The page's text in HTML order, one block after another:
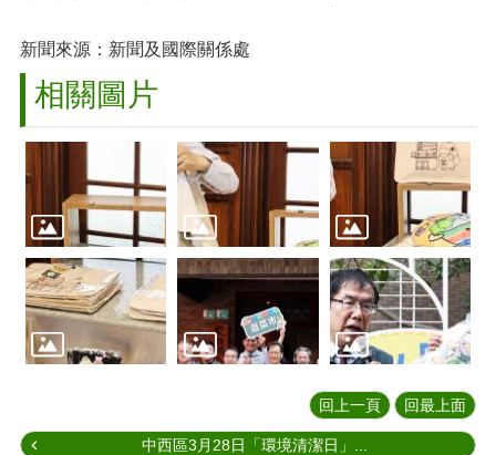
新聞來源：新聞及國際關係處
相關圖片
回上一頁 回最上面
中西區3月28日「環境清潔日」...